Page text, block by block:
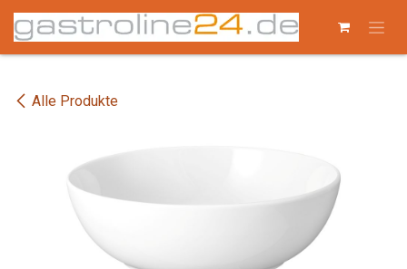
Zum Inhalt springen
Alle Produkte